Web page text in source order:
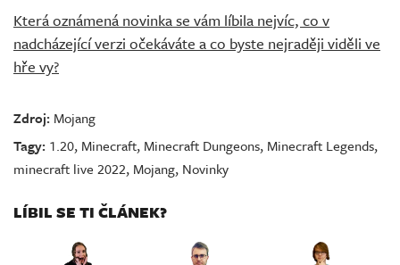
Která oznámená novinka se vám líbila nejvíc, co v
nadcházející verzi očekáváte a co byste nejraději viděli ve
hře vy?
Zdroj: Mojang
Tagy: 1.20, Minecraft, Minecraft Dungeons, Minecraft Legends,
minecraft live 2022, Mojang, Novinky
LÍBIL SE TI ČLÁNEK?